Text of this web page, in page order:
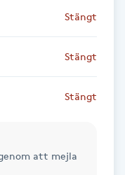
Stängt
Stängt
Stängt
att mejla